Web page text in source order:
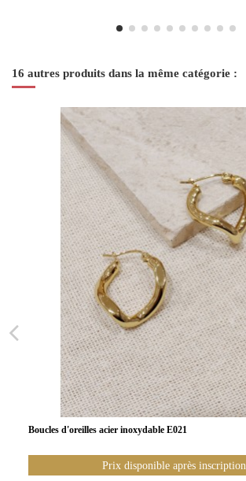
16 autres produits dans la même catégorie :
Boucles d'oreilles acier inoxydable E021
Prix disponible après inscription